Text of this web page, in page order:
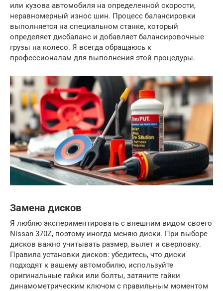
или кузова автомобиля на определенной скорости,
неравномерный износ шин. Процесс балансировки
выполняется на специальном станке, который
определяет дисбаланс и добавляет балансировочные
грузы на колесо. Я всегда обращаюсь к
профессионалам для выполнения этой процедуры.
Замена дисков
Я люблю экспериментировать с внешним видом своего
Nissan 370Z, поэтому иногда меняю диски. При выборе
дисков важно учитывать размер, вылет и сверловку.
Правила установки дисков: убедитесь, что диски
подходят к вашему автомобилю, используйте
оригинальные гайки или болты, затяните гайки
динамометрическим ключом с правильным моментом